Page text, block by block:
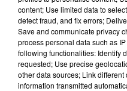
son licenciement était
couche, causée selon
Selon son avocat, elle
avant de perdre les eaux
fil actus
content; Use limited data to
detect fraud, and fix errors;
Save and communicate privacy
process personal data such as
following functionalities: Identify
requested; Use precise
other data sources; Link
information transmitted